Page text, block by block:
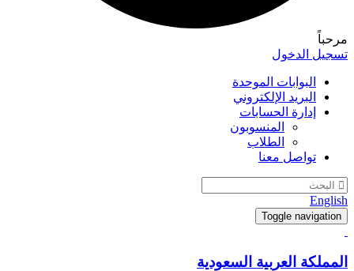
مرحباً
تسجيل الدخول
البوابات الموحدة
البريد الإلكتروني
إدارة الحسابات
المنسوبون
الطلاب
تواصل معنا
English
Toggle navigation
المملكة العربية السعودية